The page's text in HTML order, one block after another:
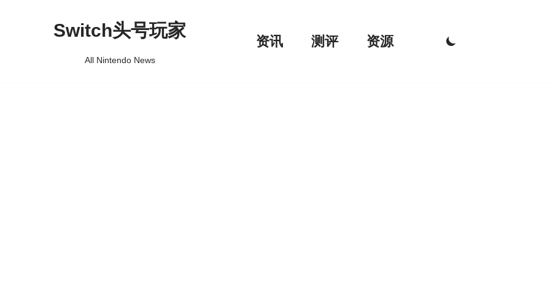
Switch头号玩家
All Nintendo News
资讯 测评 资源